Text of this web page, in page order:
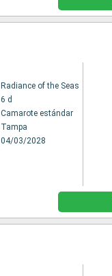
Radiance of the Seas
6 d
Camarote estándar
Tampa
04/03/2028